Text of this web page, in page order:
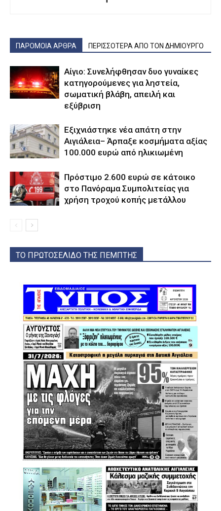
ΠΑΡΟΜΟΙΑ ΑΡΘΡΑ ΠΕΡΙΣΣΟΤΕΡΑ ΑΠΟ ΤΟΝ ΔΗΜΙΟΥΡΓΟ
Αίγιο: Συνελήφθησαν δυο γυναίκες
κατηγορούμενες για ληστεία,
σωματική βλάβη, απειλή και
εξύβριση
Εξιχνιάστηκε νέα απάτη στην
Αιγιάλεια– Άρπαξε κοσμήματα αξίας
100.000 ευρώ από ηλικιωμένη
Πρόστιμο 2.600 ευρώ σε κάτοικο
στο Πανόραμα Συμπολιτείας για
χρήση τροχού κοπής μετάλλου
ΤΟ ΠΡΩΤΟΣΕΛΙΔΟ ΤΗΣ ΠΕΜΠΤΗΣ